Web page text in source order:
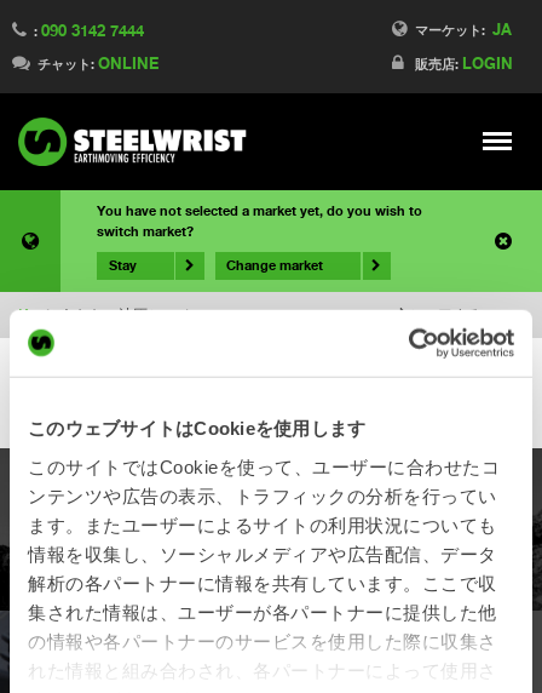
このウェブサイトはCookieを使用します
このサイトではCookieを使って、ユーザーに合わせたコ
ンテンツや広告の表示、トラフィックの分析を行ってい
ます。またユーザーによるサイトの利用状況についても
情報を収集し、ソーシャルメディアや広告配信、データ
解析の各パートナーに情報を共有しています。ここで収
集された情報は、ユーザーが各パートナーに提供した他
の情報や各パートナーのサービスを使用した際に収集さ
れた情報と組み合わされ、各パートナーによって使用さ
マーケット: JA
販売店: LOGIN
: 090 3142 7444
チャット: ONLINE
Meny
You have not selected a market yet, do you wish to
switch market?
Stay Change market
JA / あなたの油圧ショベル シェアする
製品
製品情報を見る
ディーラー